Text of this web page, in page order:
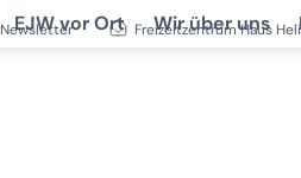
Newsletter Freizeitzentrum Haus
EJW vor Ort Wir über uns